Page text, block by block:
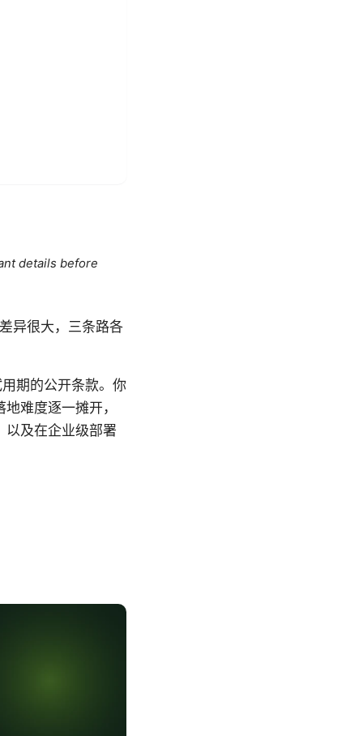
details before
异很大，三条路各
期的公开条款。你
难度逐一摊开，
以及在企业级部署